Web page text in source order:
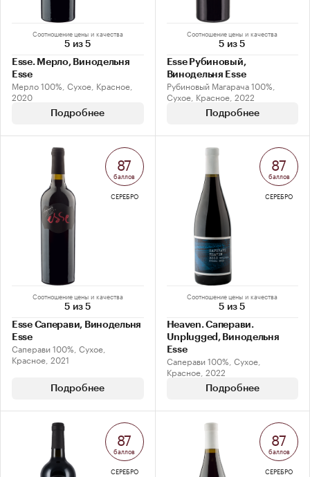
Соотношение цены и качества
5 из 5
Esse. Мерло, Винодельня
Esse
Мерло 100%, Сухое, Красное,
2020
Подробнее
Соотношение цены и качества
5 из 5
Esse Рубиновый,
Винодельня Esse
Рубиновый Магарача 100%,
Сухое, Красное, 2022
Подробнее
Соотношение цены и качества
5 из 5
Esse Саперави, Винодельня
Esse
Саперави 100%, Сухое,
Красное, 2021
Подробнее
87
баллов
СЕРЕБРО
Соотношение цены и качества
5 из 5
Heaven. Саперави.
Unplugged, Винодельня
Esse
Саперави 100%, Сухое,
Красное, 2022
Подробнее
87
баллов
СЕРЕБРО
87
баллов
СЕРЕБРО
87
баллов
СЕРЕБРО